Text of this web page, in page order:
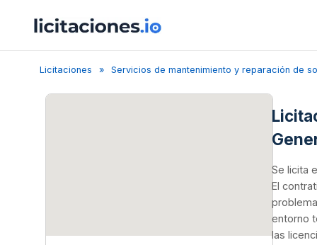
Licitaciones Servicios de mantenimiento y reparación de
Se licita
El
entorno
las